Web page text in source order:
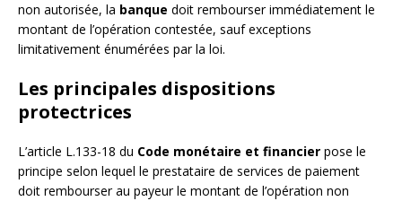
non autorisée, la banque doit rembourser immédiatement le
montant de l’opération contestée, sauf exceptions
limitativement énumérées par la loi.
Les principales dispositions
protectrices
L’article L.133-18 du Code monétaire et financier pose le
principe selon lequel le prestataire de services de paiement
doit rembourser au payeur le montant de l’opération non